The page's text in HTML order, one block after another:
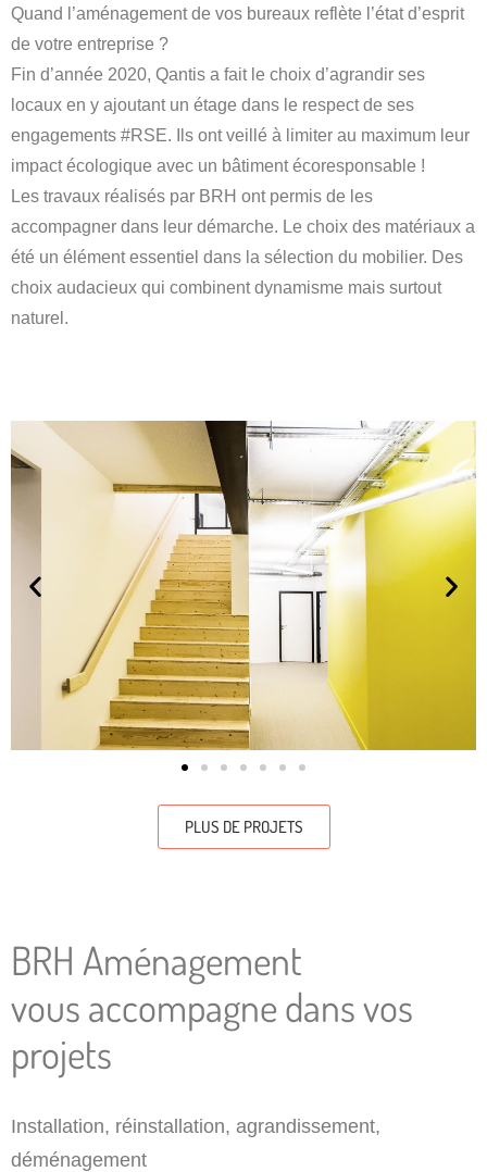
Quand l’aménagement de vos bureaux reflète l’état d’esprit
de votre entreprise ?
Fin d’année 2020, Qantis a fait le choix d’agrandir ses
locaux en y ajoutant un étage dans le respect de ses
engagements #RSE. Ils ont veillé à limiter au maximum leur
impact écologique avec un bâtiment écoresponsable !
Les travaux réalisés par BRH ont permis de les
accompagner dans leur démarche. Le choix des matériaux a
été un élément essentiel dans la sélection du mobilier. Des
choix audacieux qui combinent dynamisme mais surtout
naturel.
PLUS DE PROJETS
BRH Aménagement
vous accompagne dans vos
projets
Installation, réinstallation, agrandissement,
déménagement